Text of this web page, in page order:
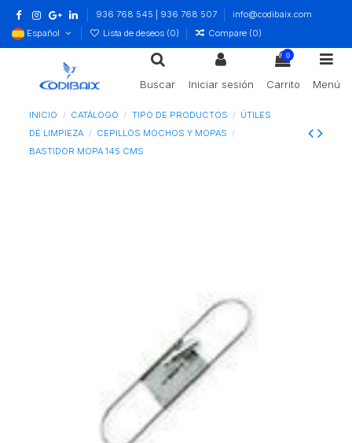
936 768 545 | 936 768 507
info@codibaix.com
Español
Lista de deseos (0) Compare (0)
Buscar Iniciar sesión
0
Carrito Menú
INICIO CATÁLOGO TIPO DE PRODUCTOS
ÚTILES
DE LIMPIEZA
CEPILLOS MOCHOS Y MOPAS
BASTIDOR MOPA 145 CMS